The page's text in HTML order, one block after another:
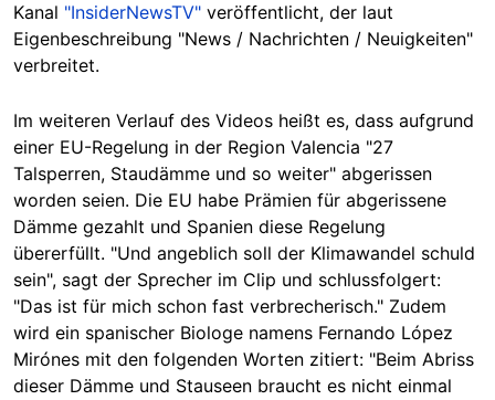
Kanal "InsiderNewsTV" veröffentlicht, der laut
Eigenbeschreibung "News / Nachrichten / Neuigkeiten"
verbreitet.
Im weiteren Verlauf des Videos heißt es, dass aufgrund
einer EU-Regelung in der Region Valencia "27
Talsperren, Staudämme und so weiter" abgerissen
worden seien. Die EU habe Prämien für abgerissene
Dämme gezahlt und Spanien diese Regelung
übererfüllt. "Und angeblich soll der Klimawandel schuld
sein", sagt der Sprecher im Clip und schlussfolgert:
"Das ist für mich schon fast verbrecherisch." Zudem
wird ein spanischer Biologe namens Fernando López
Mirónes mit den folgenden Worten zitiert: "Beim Abriss
dieser Dämme und Stauseen braucht es nicht einmal